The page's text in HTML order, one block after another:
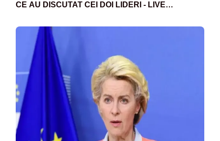
CE AU DISCUTAT CEI DOI LIDERI - LIVE